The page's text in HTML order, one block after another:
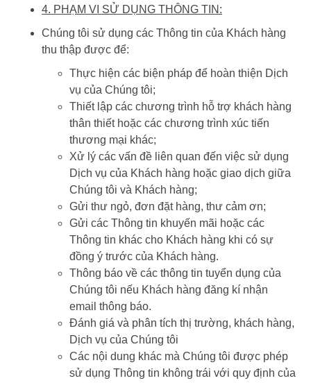
4. PHẠM VI SỬ DỤNG THÔNG TIN:
Chúng tôi sử dụng các Thông tin của Khách hàng
thu thập được để:
Thực hiện các biện pháp để hoàn thiện Dịch
vụ của Chúng tôi;
Thiết lập các chương trình hỗ trợ khách hàng
thân thiết hoặc các chương trình xúc tiến
thương mại khác;
Xử lý các vấn đề liên quan đến việc sử dụng
Dịch vụ của Khách hàng hoặc giao dịch giữa
Chúng tôi và Khách hàng;
Gửi thư ngỏ, đơn đặt hàng, thư cảm ơn;
Gửi các Thông tin khuyến mãi hoặc các
Thông tin khác cho Khách hàng khi có sự
đồng ý trước của Khách hàng.
Thông báo về các thông tin tuyển dụng của
Chúng tôi nếu Khách hàng đăng kí nhận
email thông báo.
Đánh giá và phân tích thị trường, khách hàng,
Dịch vụ của Chúng tôi
Các nội dung khác mà Chúng tôi được phép
sử dụng Thông tin không trái với quy định của